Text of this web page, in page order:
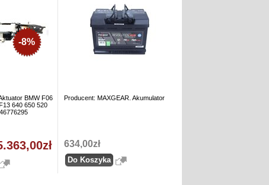
BMW F06
640 650 520
-8%
Producent: MAXGEAR. Akumulator
634,00zł